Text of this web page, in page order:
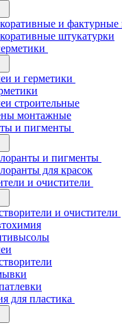
и фактурные
штукатурки
и герметики
строительные
монтажные
и пигменты
и пигменты
для красок
и очистители
и очистители
для пластика